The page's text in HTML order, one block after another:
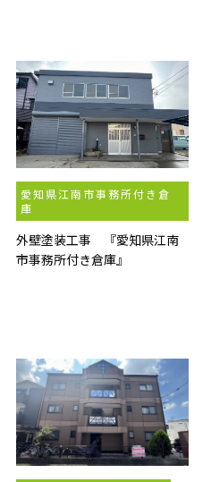
愛知県江南市事務所付き倉
庫
外壁塗装工事 『愛知県江南
市事務所付き倉庫』